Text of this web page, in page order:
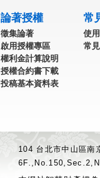
論著授權
徵集論著
啟用授權專區
權利金計算說明
授權合約書下載
投稿基本資料表
常
使
常
104 台北市中山區